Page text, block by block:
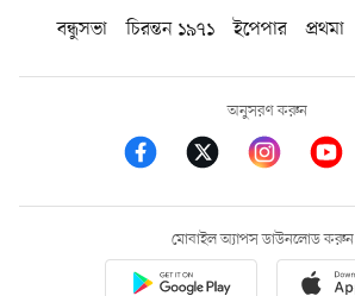
বন্ধুসভা
চিরন্তন ১৯৭১ ইপেপার প্রথমা
অনুসরণ করুন
মোবাইল অ্যাপস ডাউনলোড করুন